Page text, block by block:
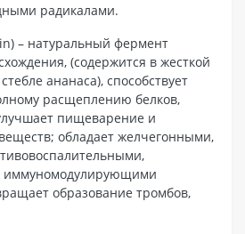
радикалами.
– натуральный фермент
(содержится в жесткой
ананаса), способствует
расщеплению белков,
пищеварение и
обладает желчегонными,
иммуномодулирующими
образование тромбов,